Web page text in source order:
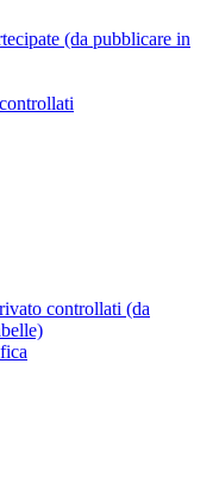
(da pubblicare in
controllati (da